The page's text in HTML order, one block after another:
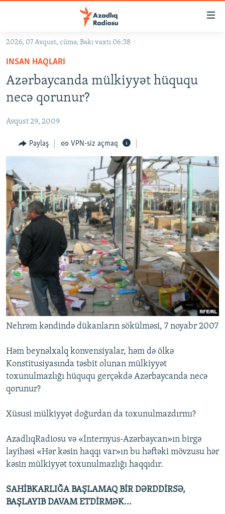
Əsas
qayıt
Əsas
naviqasiyaya
qayıt
#İZAHLA
KORRUPSIOMETR
#ƏSLINDƏ
FƏRQƏ BAX
QANUNI DOĞRU
MULTIMEDIA
VIDEO
FOTOQALEREYA
İNFOQRAFIKA
KARIKATURA
RADIO ARXIV
OXU ZALI
AZƏRBAYCAN ƏDƏBIYYATI KITABXANASI
İSLAM VƏ DEMOKRATIYA
İZ - MƏDƏNIYYƏT PROQRAMI
HAQQIMIZDA
MISSIYAMIZ
PEŞƏ ETIKASI VƏ JURNALISTIKA STANDARTLARIMIZ
MATERIALLARIMIZDAN ISTIFADƏ
AZADLIQRADIOSU MOBIL TELEFONUNUZDA
BIZIMLƏ ƏLAQƏ
XƏBƏR BÜLLETENLƏRIMIZ
BIZI IZLƏ
RFE/RL-in bütün saytları
2026, 07 Avqust, cümə, Bakı vaxtı 06:38
INSAN HAQLARI
Azərbaycanda mülkiyyət hüququ
necə qorunur?
Avqust 29, 2009
Paylaş VPN-siz açmaq
Nehrəm kəndində dükanların sökülməsi, 7 noyabr 2007
Həm beynəlxalq konvensiyalar, həm də ölkə
Konstitusiyasında təsbit olunan mülkiyyət
toxunulmazlığı hüququ gerçəkdə Azərbaycanda necə
qorunur?
Xüsusi mülkiyyət doğurdan da toxunulmazdırmı?
AzadlıqRadiosu və «İnternyus-Azərbaycan»ın birgə
layihəsi «Hər kəsin haqqı var»ın bu həftəki mövzusu hər
kəsin mülkiyyət toxunulmazlığı haqqıdır.
SAHİBKARLIĞA BAŞLAMAQ BİR DƏRDDİRSƏ,
BAŞLAYIB DAVAM ETDİRMƏK...